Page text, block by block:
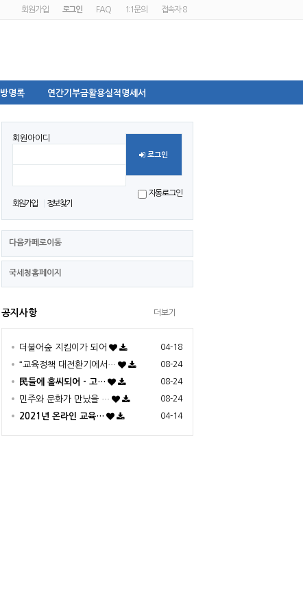
회원가입 로그인 FAQ 1:1문의 접속자 8
방명록 연간기부금활용실적명세서
회원아이디
로그인
회원가입 정보찾기
자동로그인
다음카페로이동
국세청홈페이지
공지사항
더불어숲 지킴이가 되어 04-18
“교육정책 대전환기에서… 08-24
民들에 홀씨되어 - 고… 08-24
민주와 문화가 만났을 … 08-24
2021년 온라인 교육… 04-14
더보기